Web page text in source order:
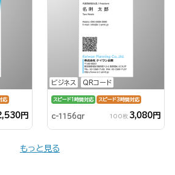
応
円
ビジネス QRコード
スピード1時間対応 スピード3時間対応
c-1156qr 100枚 3,080円
もっと見る